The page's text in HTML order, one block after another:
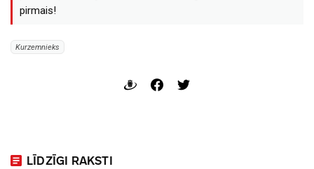
pirmais!
Kurzemnieks
LĪDZĪGI RAKSTI